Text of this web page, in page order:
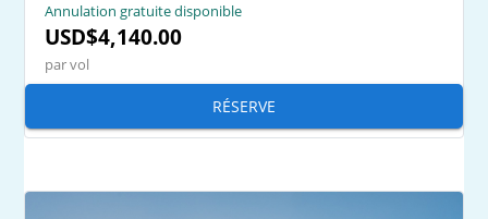
Annulation gratuite disponible
USD$4,140.00
par vol
RÉSERVE